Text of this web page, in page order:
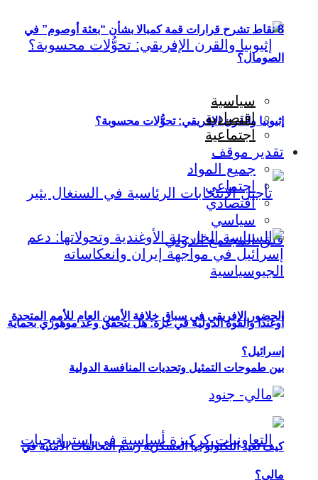
إثيوبيا والقرن الإفريقي: تحوُّلات محسوبة؟
الحضور الإفريقي في سباق خلافة الأمين العام للأمم المتحدة
بين طموحات التمثيل وتحديات المنافسة الدولية
8 نقاط تشرح قرارات قمة كمبالا بشأن “بعثة أوصوم” في
الصومال؟
سياسية
اقتصادية
اجتماعية
تقدير موقف
جميع المواد
اجتماعي
اقتصادي
سياسي
أوغندا والقوة الدولية في غزة: هل يتحقق وعد موهوزي بحماية
إسرائيل؟
كيف تعيد التكنولوجيا العسكرية رسم التحالفات الأمنية في
مالي؟